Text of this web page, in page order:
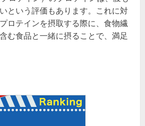
という評価もあります。これに対
ロテインを摂取する際に、食物繊
む食品と一緒に摂ることで、満足